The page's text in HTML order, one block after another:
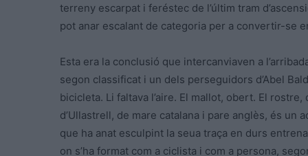
terreny escarpat i feréstec de l’últim tram
pot anar escalant de categoria per a convertir-se
Esta era la conclusió que intercanviaven a
segon classificat i un dels perseguidors d’Abel
bicicleta. Li faltava l’aire. El mallot, obert. El rostre,
d’Ullastrell, de mare catalana i pare anglès, és un
que ha anat esculpint la seua traça en durs
on s’ha format com a ciclista i com a persona,